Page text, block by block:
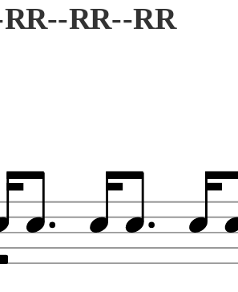
RR--RR